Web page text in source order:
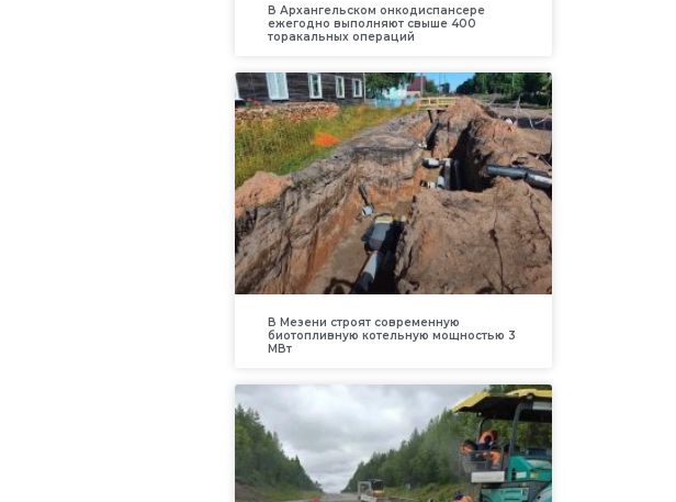
В Архангельском онкодиспансере
ежегодно выполняют свыше 400
торакальных операций
В Мезени строят современную
биотопливную котельную мощностью 3
МВт